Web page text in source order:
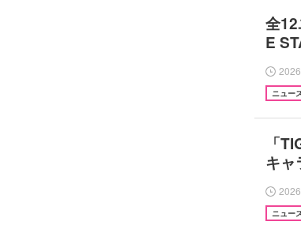
全
E
ニュー
「
キャ
ニュー